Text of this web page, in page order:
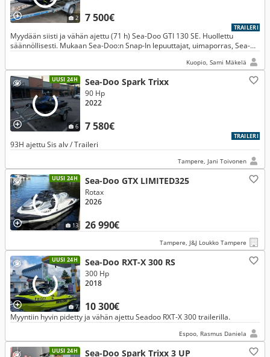
2 7 500€
TRAILERI
Myydään siisti ja vähän ajettu (71 h) Sea-Doo GTI 130 SE. Huollettu
säännöllisesti. Mukaan Sea-Doo:n Snap-In lepuuttajat, uimaporras, Sea-
Kuopio, Sami Mäkelä
UUSI 24H
6
Sea-Doo Spark Trixx
7 580€
90 Hp
2022
TRAILERI
93H ajettu Sis alv / Traileri
Tampere, Jani Toivonen
UUSI 24H
13
Sea-Doo GTX LIMITED325
26 990€
Rotax
2026
Tampere, J&J Loukko Tampere
UUSI 24H
7
Sea-Doo RXT-X 300 RS
10 300€
300 Hp
2018
Myyntiin hyvin pidetty ja vähän ajettu Seadoo RXT-X 300 trailerilla.
Espoo, Rasmus Daniela
UUSI 24H Sea-Doo Spark Trixx 3 UP